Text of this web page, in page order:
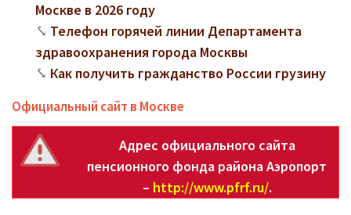
Москве в 2026 году
Телефон горячей линии Департамента
здравоохранения города Москвы
Как получить гражданство России грузину
Официальный сайт в Москве
Адрес официального сайта
пенсионного фонда района Аэропорт
– http://www.pfrf.ru/.